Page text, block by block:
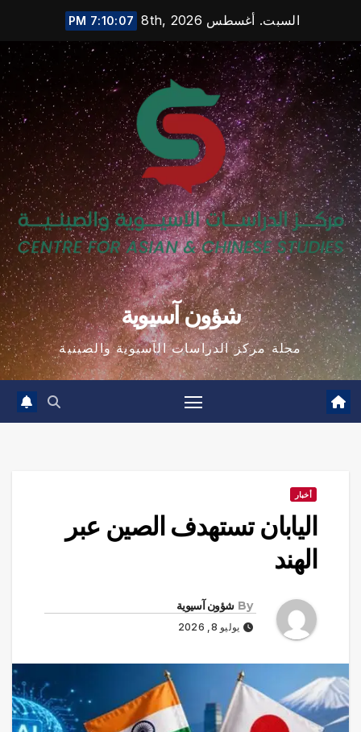
content
السبت. أغسطس 8th, 2026 7:10:08 PM
شؤون آسيوية
مجلة مركز الدراسات الآسيوية والصينية
أخبار
اليابان تستهدف الصين عبر
الهند
By شؤون آسيوية
يوليو 8, 2026